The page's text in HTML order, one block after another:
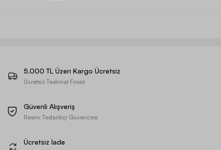
5.000 TL Üzeri Kargo Ücretsiz
Ücretsiz Teslimat Fırsatı
Güvenli Alışveriş
Resmi Tedarikçi Güvencesi
Ücretsiz İade